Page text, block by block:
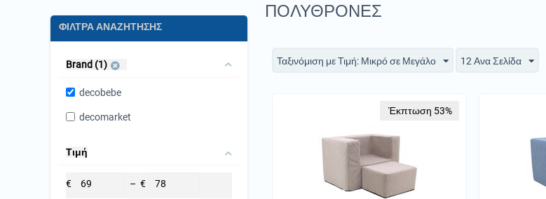
ΦΙΛΤΡΑ ΑΝΑΖΗΤΗΣΗΣ
Brand (1)
decobebe
decomarket
Τιμή
€ – €
ΠΟΛΥΘΡΟΝΕΣ
Ταξινόμιση με Τιμή: Μικρό σε Μεγάλο 12 Ανα Σελίδα
Έκπτωση 53%